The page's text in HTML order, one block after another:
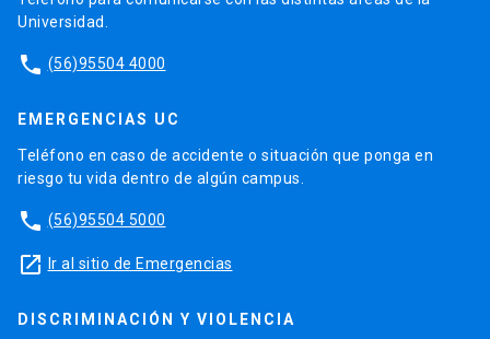
Universidad.
phone (56)95504 4000
EMERGENCIAS UC
Teléfono en caso de accidente o situación que ponga en
riesgo tu vida dentro de algún campus.
phone (56)95504 5000
launch Ir al sitio de Emergencias
DISCRIMINACIÓN Y VIOLENCIA